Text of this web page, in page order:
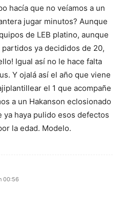
hacía que no veíamos a un
jugar minutos? Aunque
de LEB platino, aunque
ya decididos de 20,
Igual así no le hace falta
Y ojalá así el año que viene
el 1 que acompañe
a un Hakanson eclosionado
ya haya pulido esos defectos
la edad. Modelo.
00:56